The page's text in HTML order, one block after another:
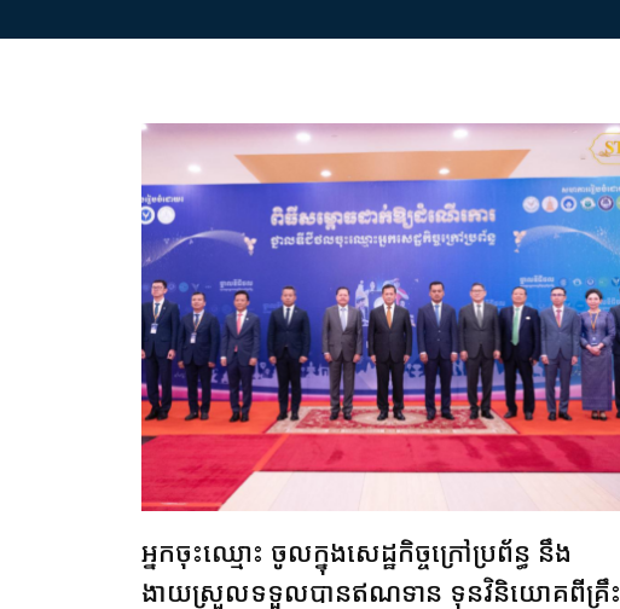
អ្នកចុះឈ្មោះ ចូលក្នុងសេដ្ឋកិច្ចក្រៅប្រព័ន្ធ នឹង
ងាយស្រួលទទួលបានឥណទាន ទុនវិនិយោគពីគ្រឹះ